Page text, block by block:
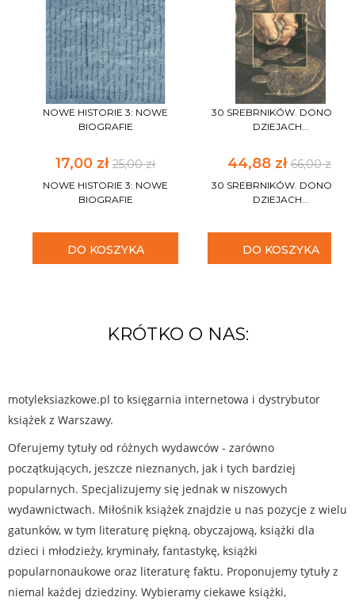
NOWE HISTORIE 3: NOWE
BIOGRAFIE
17,00 zł 25,00 zł
NOWE HISTORIE 3: NOWE
BIOGRAFIE
DO KOSZYKA
30 SREBRNIKÓW. DONOS W
DZIEJACH...
44,88 zł66,00 zł
30 SREBRNIKÓW. DONOS W
DZIEJACH...
DO KOSZYKA
KRÓTKO O NAS:
motyleksiazkowe.pl to księgarnia internetowa i dystrybutor
książek z Warszawy.
Oferujemy tytuły od różnych wydawców - zarówno
początkujących, jeszcze nieznanych, jak i tych bardziej
popularnych. Specjalizujemy się jednak w niszowych
wydawnictwach. Miłośnik książek znajdzie u nas pozycje z wielu
gatunków, w tym literaturę piękną, obyczajową, książki dla
dzieci i młodzieży, kryminały, fantastykę, książki
popularnonaukowe oraz literaturę faktu. Proponujemy tytuły z
niemal każdej dziedziny. Wybieramy ciekawe książki,